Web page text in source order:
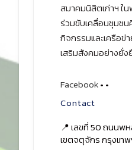
สมาคมนิสิตเก่าฯ ใ
ร่วมขับเคลื่อนชุมช
กิจกรรมและเครือข่
เสริมสังคมอย่างยั่ง
Facebook• •
Contact
📍 เลขที่ 50 ถนนพ
เขตจตุจักร กรุงเท